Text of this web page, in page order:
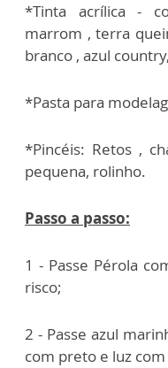
*Tinta acrílica -
marrom , terra
branco , azul
*Pasta para
*Pincéis: Retos ,
pequena, rolinho.
Passo a passo:
1 - Passe Pérola
risco;
2 - Passe azul
com preto e luz